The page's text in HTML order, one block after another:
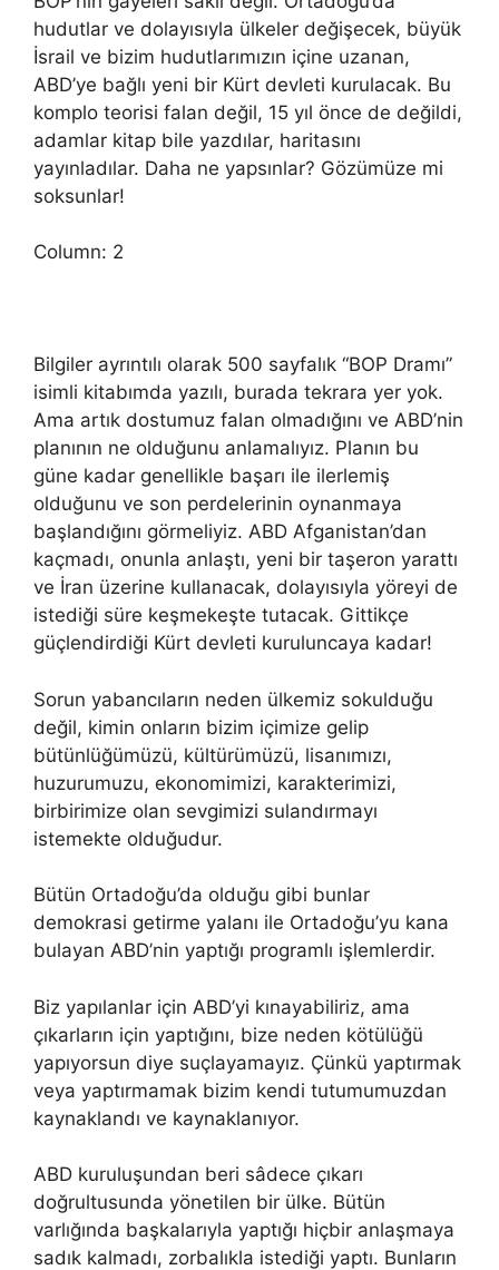
hudutlar ve dolayısıyla ülkeler değişecek, büyük
İsrail ve bizim hudutlarımızın içine uzanan,
ABD’ye bağlı yeni bir Kürt devleti kurulacak. Bu
komplo teorisi falan değil, 15 yıl önce de değildi,
adamlar kitap bile yazdılar, haritasını
yayınladılar. Daha ne yapsınlar? Gözümüze mi
soksunlar!
Column: 2
Bilgiler ayrıntılı olarak 500 sayfalık “BOP Dramı”
isimli kitabımda yazılı, burada tekrara yer yok.
Ama artık dostumuz falan olmadığını ve ABD’nin
planının ne olduğunu anlamalıyız. Planın bu
güne kadar genellikle başarı ile ilerlemiş
olduğunu ve son perdelerinin oynanmaya
başlandığını görmeliyiz. ABD Afganistan’dan
kaçmadı, onunla anlaştı, yeni bir taşeron yarattı
ve İran üzerine kullanacak, dolayısıyla yöreyi de
istediği süre keşmekeşte tutacak. Gittikçe
güçlendirdiği Kürt devleti kuruluncaya kadar!
Sorun yabancıların neden ülkemiz sokulduğu
değil, kimin onların bizim içimize gelip
bütünlüğümüzü, kültürümüzü, lisanımızı,
huzurumuzu, ekonomimizi, karakterimizi,
birbirimize olan sevgimizi sulandırmayı
istemekte olduğudur.
Bütün Ortadoğu’da olduğu gibi bunlar
demokrasi getirme yalanı ile Ortadoğu’yu kana
bulayan ABD’nin yaptığı programlı işlemlerdir.
Biz yapılanlar için ABD’yi kınayabiliriz, ama
çıkarların için yaptığını, bize neden kötülüğü
yapıyorsun diye suçlayamayız. Çünkü yaptırmak
veya yaptırmamak bizim kendi tutumumuzdan
kaynaklandı ve kaynaklanıyor.
ABD kuruluşundan beri sâdece çıkarı
doğrultusunda yönetilen bir ülke. Bütün
varlığında başkalarıyla yaptığı hiçbir anlaşmaya
sadık kalmadı, zorbalıkla istediği yaptı. Bunların